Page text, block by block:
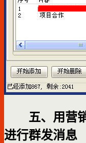
五、用营销
进行群发消息